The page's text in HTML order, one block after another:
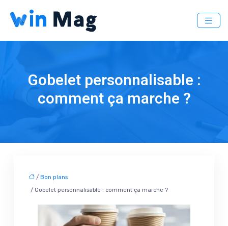
Gobelet personnalisable :
comment ça marche ?
/ Bon plans
/ Gobelet personnalisable : comment ça marche ?